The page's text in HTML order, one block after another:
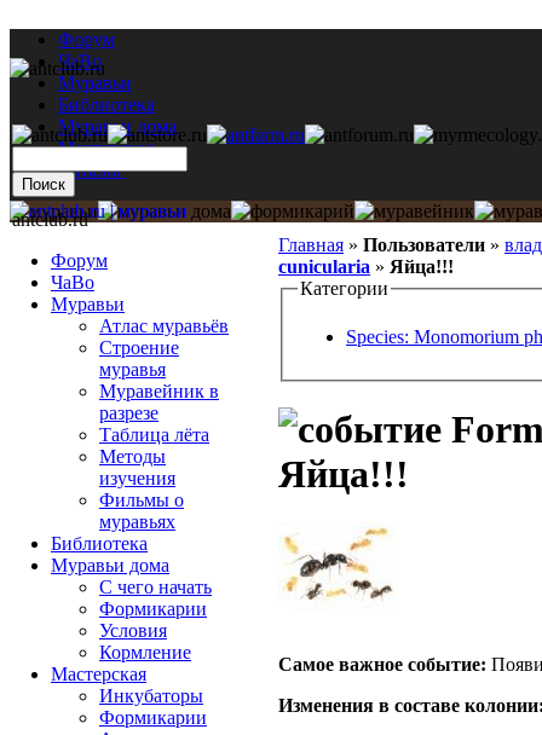
Форум
ЧаВо
Муравьи
Библиотека
Муравьи дома
Мастерская
Каталог
Главная » Пользователи »
cunicularia » Яйца!!!
Категории
Species: Monomorium
Яйца!!!
Самое важное событие:
Изменения в составе
antclub.ru
Форум
ЧаВо
Муравьи
Атлас муравьёв
Строение
муравья
Муравейник в
разрезе
Таблица лёта
Методы
изучения
Фильмы о
муравьях
Библиотека
Муравьи дома
С чего начать
Формикарии
Условия
Кормление
Мастерская
Инкубаторы
Формикарии